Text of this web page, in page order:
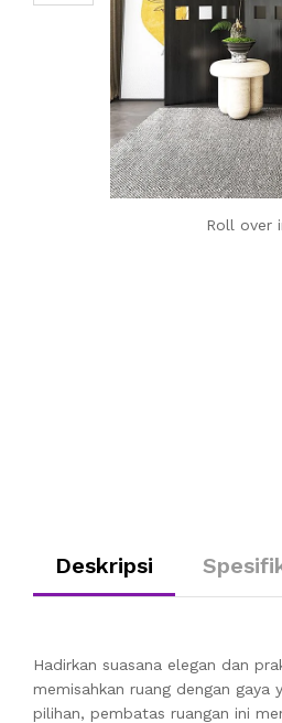
Roll over
Deskripsi
Hadirkan suasana elegan dan
memisahkan ruang dengan
pilihan, pembatas ruangan ini